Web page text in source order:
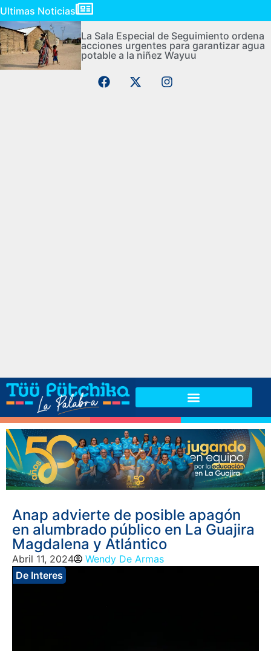
Ultimas Noticias
La Sala Especial de Seguimiento ordena
acciones urgentes para garantizar agua
potable a la niñez Wayuu
Anap advierte de posible apagón
en alumbrado público en La Guajira
Magdalena y Atlántico
Abril 11, 2024
Wendy De Armas
De Interes